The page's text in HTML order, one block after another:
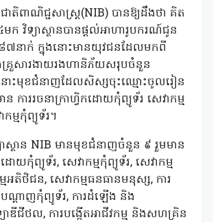
ជាតិពាណិជ្ជសាស្រ្ដ(NIB) បានឱ្យដឹងថា គិត
ក វិទ្យាស្ថានបានផ្ដល់អាហារូបករណ៍ជូន
នាក់ ក្នុងនោះមានយុវជនដែលមកពី
គ្រួសារងាយរងហានិភ័យសរុបចំនួន
ោះមុខជំនាញដែលសិស្សចុះឈ្មោះចូលរៀន
ន ការរចនាក្រាហ្វិកដោយកុំព្យូទ័រ សេវាកម្ម
ម្មកុំព្យូទ័រ។
យាស្ថាន NIB មានមុខជំនាញចំនួន ៩ រួមមាន
ដោយកុំព្យូទ័រ, សេវាកម្មកុំព្យូទ័រ, សេវាកម្ម
មអតិថិជន, សេវាកម្មធនធានមនុស្ស, ការ
ណ្តាញកុំព្យូទ័រ, ការដំឡើង និង
យាឌីជីថល, ការបង្កើតអាជីវកម្ម និងសហគ្រិន